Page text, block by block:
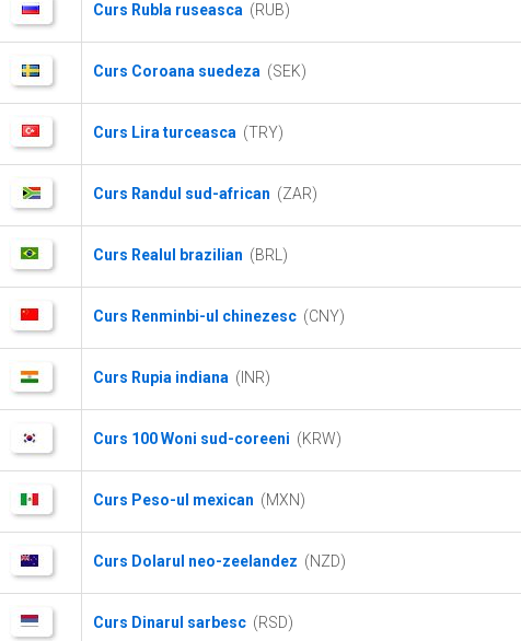
Curs Rubla ruseasca (RUB)
Curs Coroana suedeza (SEK)
Curs Lira turceasca (TRY)
Curs Randul sud-african (ZAR)
Curs Realul brazilian (BRL)
Curs Renminbi-ul chinezesc (CNY)
Curs Rupia indiana (INR)
Curs 100 Woni sud-coreeni (KRW)
Curs Peso-ul mexican (MXN)
Curs Dolarul neo-zeelandez (NZD)
Curs Dinarul sarbesc (RSD)